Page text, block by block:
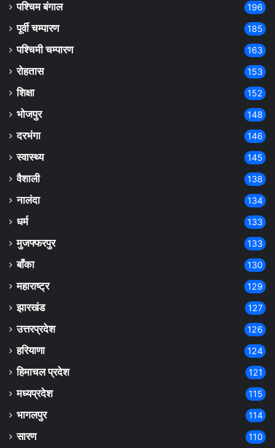
पश्चिम बंगाल 196
पूर्वी चम्पारण 185
पश्चिमी चम्पारण 163
रोहतास 153
शिक्षा 152
भोजपुर 148
दरभंगा 146
स्वास्थ्य 145
वैशाली 138
नालंदा 134
धर्म 133
मुजफ्फरपुर 133
बाँका 130
महाराष्ट्र 129
झारखंड 127
उत्तरप्रदेश 126
हरियाणा 124
हिमाचल प्रदेश 121
मध्यप्रदेश 115
भागलपुर 114
सारण 110